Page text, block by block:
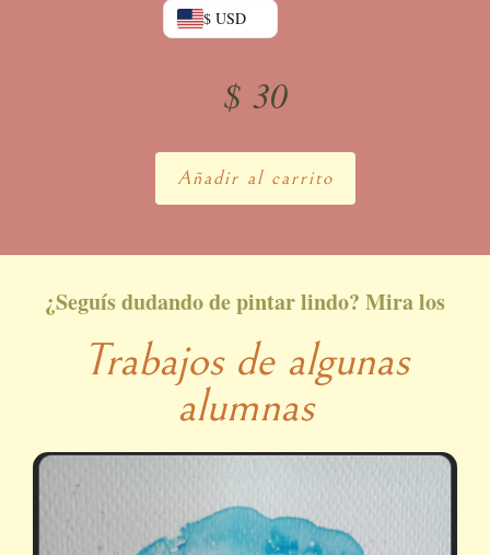
$ USD
$30
Añadir al carrito
¿Seguís dudando de pintar lindo? Mira los
Trabajos de algunas
alumnas